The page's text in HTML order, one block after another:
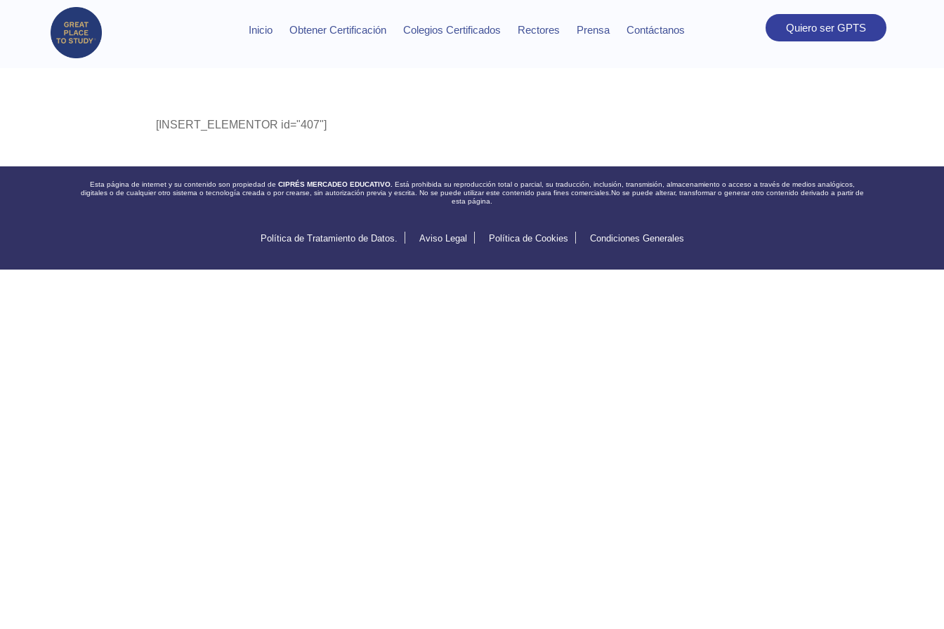
Inicio Obtener Certificación Colegios Certificados Rectores Prensa Contáctanos Quiero ser GPTS
[INSERT_ELEMENTOR id="407"]
Esta página de internet y su contenido son propiedad de CIPRÉS MERCADEO EDUCATIVO. Está prohibida su reproducción total o parcial, su traducción, inclusión, transmisión, almacenamiento o acceso a través de medios analógicos,
digitales o de cualquier otro sistema o tecnología creada o por crearse, sin autorización previa y escrita. No se puede utilizar este contenido para fines comerciales.No se puede alterar, transformar o generar otro contenido derivado a partir de
esta página.
Política de Tratamiento de Datos. Aviso Legal Política de Cookies Condiciones Generales